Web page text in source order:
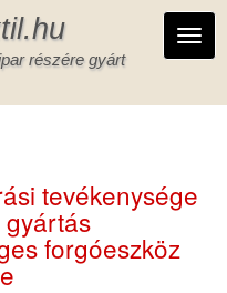
részére gyárt
tevékenysége
gyártás
forgóeszköz